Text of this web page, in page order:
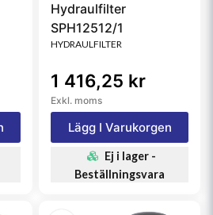
Hydraulfilter
SPH12512/1
HYDRAULFILTER
1 416,25 kr
Exkl. moms
Lägg I Varukorgen
Ej i lager -
Beställningsvara